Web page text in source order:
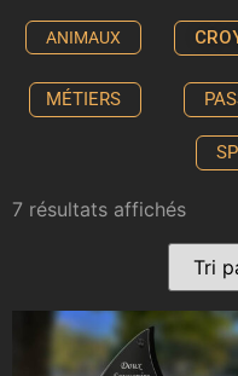
ANIMAUX
MÉTIERS
7 résultats affichés